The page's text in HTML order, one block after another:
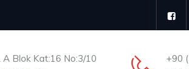
A Blok Kat:16 No:3/10 +90